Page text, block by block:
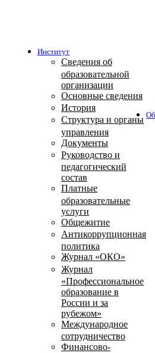
Институт
Сведения об
образовательной
организации
Основные сведения
История
Структура и органы
управления
Документы
Руководство и
педагогический
состав
Платные
образовательные
услуги
Общежитие
Антикоррупционная
политика
Журнал «ОКО»
Журнал
«Профессиональное
образование в
России и за
рубежом»
Международное
сотрудничество
Финансово-